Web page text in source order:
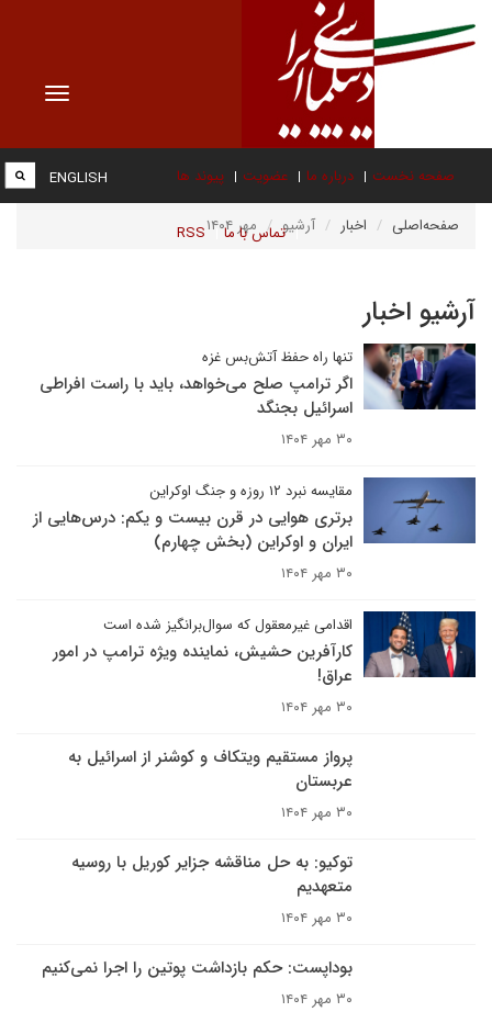
Toggle
صفحه نخست درباره ما عضویت پیوند ها
تماس با ما RSS
ENGLISH
صفحه‌اصلی اخبار آرشیو مهر ۱۴۰۴
آرشیو اخبار
تنها راه حفظ آتش‌بس غزه
اگر ترامپ صلح می‌خواهد، باید با راست افراطی
اسرائیل بجنگد
۳۰ مهر ۱۴۰۴
مقایسه نبرد ۱۲ روزه و جنگ اوکراین
برتری هوایی در قرن بیست و یکم: درس‌هایی از
ایران و اوکراین (بخش چهارم)
۳۰ مهر ۱۴۰۴
اقدامی غیرمعقول که سوال‌برانگیز شده است
کارآفرین حشیش، نماینده ویژه ترامپ در امور
عراق!
۳۰ مهر ۱۴۰۴
پرواز مستقیم ویتکاف و کوشنر از اسرائیل به
عربستان
۳۰ مهر ۱۴۰۴
توکیو: به حل مناقشه جزایر کوریل با روسیه
متعهدیم
۳۰ مهر ۱۴۰۴
بوداپست: حکم بازداشت پوتین را اجرا نمی‌کنیم
۳۰ مهر ۱۴۰۴